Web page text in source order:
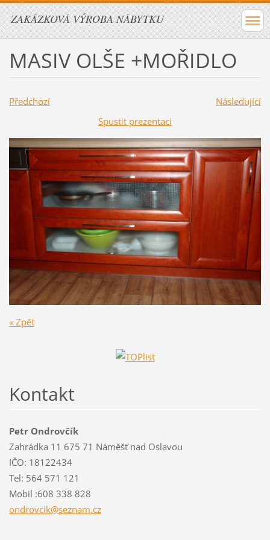
ZAKÁZKOVÁ VÝROBA NÁBYTKU
MASIV OLŠE +MOŘIDLO
Předchozí
Následující
Spustit prezentaci
« Zpět
Kontakt
Petr Ondrovčík
Zahrádka 11 675 71 Náměšť nad Oslavou
IČO: 18122434
Tel: 564 571 121
Mobil :608 338 828
ondrovcik@seznam.cz